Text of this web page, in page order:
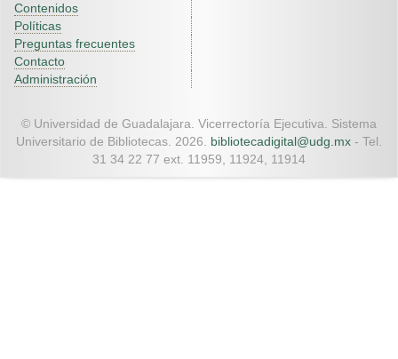
Contenidos
Políticas
Preguntas frecuentes
Contacto
Administración
© Universidad de Guadalajara. Vicerrectoría Ejecutiva. Sistema
Universitario de Bibliotecas. 2026. bibliotecadigital@udg.mx - Tel.
31 34 22 77 ext. 11959, 11924, 11914